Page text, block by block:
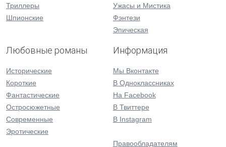
Триллеры
Шпионские
Ужасы и Мистика
Фэнтези
Эпическая
Любовные романы
Исторические
Короткие
Фантастические
Остросюжетные
Современные
Эротические
Информация
Мы Вконтакте
В Одноклассниках
На Facebook
В Твиттере
В Instagram
Правообладателям